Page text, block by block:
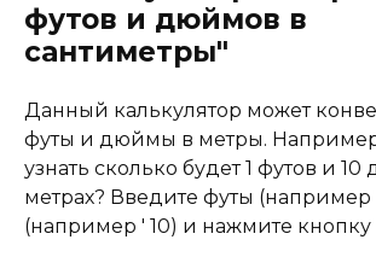
футов и дюймов в
сантиметры"
Данный калькулятор может
футы и дюймы в метры.
узнать сколько будет 1 футов и
метрах? Введите футы
(например ' 10) и нажмите кнопку